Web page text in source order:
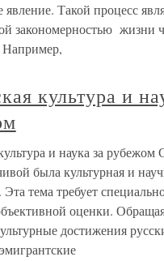
явление. Такой процесс
закономерностью жизни
Например,
культура и
и наука за
была культурная и
тема требует
оценки.
достижения